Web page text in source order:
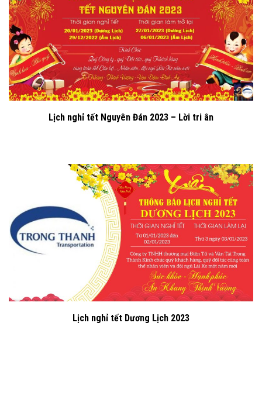
Lịch nghỉ tết Nguyên Đán 2023 – Lời tri ân
Lịch nghỉ tết Dương Lịch 2023